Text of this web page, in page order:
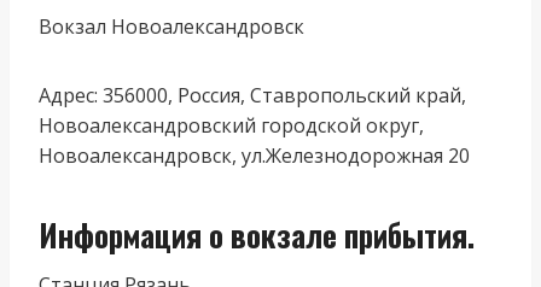
Вокзал Новоалександровск
Адрес: 356000, Россия, Ставропольский край,
Новоалександровский городской округ,
Новоалександровск, ул.Железнодорожная 20
Информация о вокзале прибытия.